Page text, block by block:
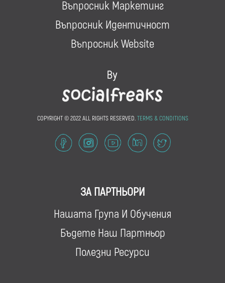
Въпросник Маркетинг
Въпросник Идентичност
Въпросник Website
COPYRIGHT © 2022 ALL RIGHTS RESERVED. TERMS & CONDITIONS
ЗА ПАРТНЬОРИ
Нашата Група И Обучения
Бъдете Наш Партньор
Полезни Ресурси